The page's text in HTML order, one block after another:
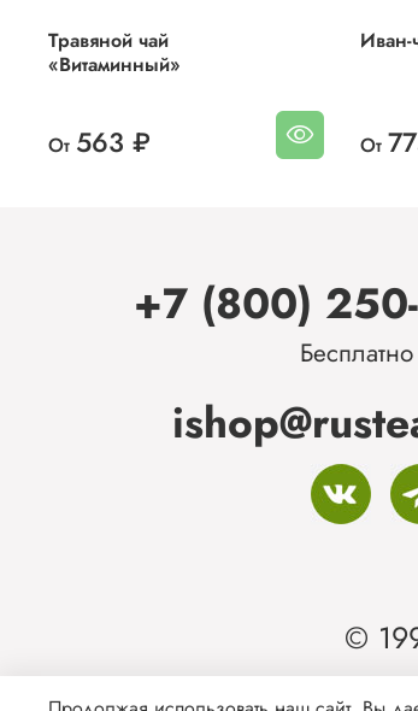
Травяной чай
«Витаминный»
От 563 ₽
Иван-
От
+7 (800)
©